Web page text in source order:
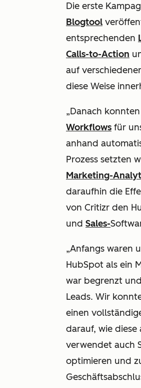
Die erste
Blogtool
entsprechenden
Calls-to-Action
auf
diese Weise
„Danach
Workflows für
anhand
Prozess setzten
Marketing-
daraufhin die
von Critizr den
und Sales-
„Anfangs waren
HubSpot als ein
war begrenzt
Leads. Wir
einen
darauf, wie diese
verwendet auch
optimieren und